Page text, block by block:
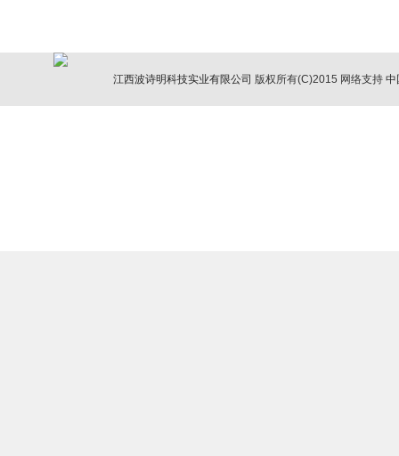
江西波诗明科技实业有限公司 版权所有(C)2015 网络支持 中